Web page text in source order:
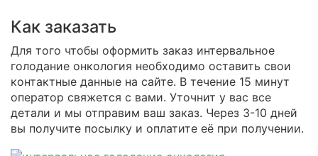
Как заказать
Для того чтобы оформить заказ интервальное
голодание онкология необходимо оставить свои
контактные данные на сайте. В течение 15 минут
оператор свяжется с вами. Уточнит у вас все
детали и мы отправим ваш заказ. Через 3-10 дней
вы получите посылку и оплатите её при получении.